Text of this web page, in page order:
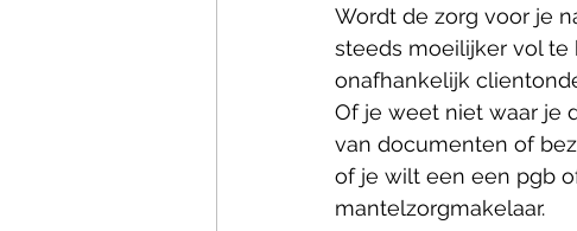
Wordt de zorg voor je
steeds moeilijker vol te
onafhankelijk
Of je weet niet waar je
van documenten of
of je wilt een een pgb
mantelzorgmakelaar.